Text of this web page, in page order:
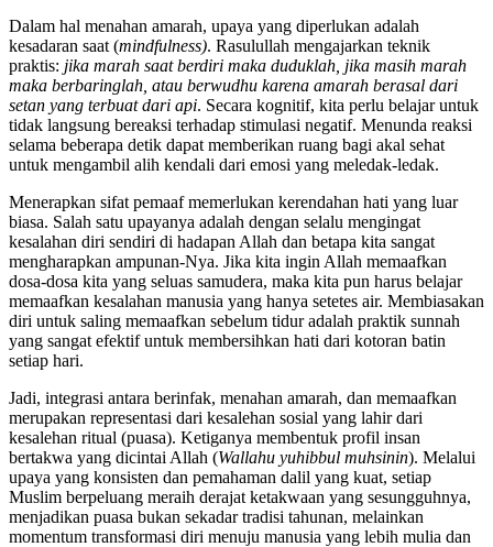
Dalam hal menahan amarah, upaya yang diperlukan adalah
kesadaran saat (mindfulness). Rasulullah mengajarkan teknik
praktis: jika marah saat berdiri maka duduklah, jika masih marah
maka berbaringlah, atau berwudhu karena amarah berasal dari
setan yang terbuat dari api. Secara kognitif, kita perlu belajar untuk
tidak langsung bereaksi terhadap stimulasi negatif. Menunda reaksi
selama beberapa detik dapat memberikan ruang bagi akal sehat
untuk mengambil alih kendali dari emosi yang meledak-ledak.
Menerapkan sifat pemaaf memerlukan kerendahan hati yang luar
biasa. Salah satu upayanya adalah dengan selalu mengingat
kesalahan diri sendiri di hadapan Allah dan betapa kita sangat
mengharapkan ampunan-Nya. Jika kita ingin Allah memaafkan
dosa-dosa kita yang seluas samudera, maka kita pun harus belajar
memaafkan kesalahan manusia yang hanya setetes air. Membiasakan
diri untuk saling memaafkan sebelum tidur adalah praktik sunnah
yang sangat efektif untuk membersihkan hati dari kotoran batin
setiap hari.
Jadi, integrasi antara berinfak, menahan amarah, dan memaafkan
merupakan representasi dari kesalehan sosial yang lahir dari
kesalehan ritual (puasa). Ketiganya membentuk profil insan
bertakwa yang dicintai Allah (Wallahu yuhibbul muhsinin). Melalui
upaya yang konsisten dan pemahaman dalil yang kuat, setiap
Muslim berpeluang meraih derajat ketakwaan yang sesungguhnya,
menjadikan puasa bukan sekadar tradisi tahunan, melainkan
momentum transformasi diri menuju manusia yang lebih mulia dan